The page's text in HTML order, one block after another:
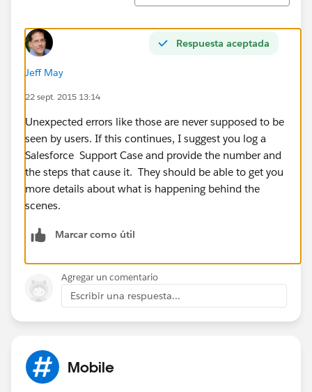
Respuesta aceptada
Jeff May
22 sept. 2015 13:14
Unexpected errors like those are never supposed to be
seen by users. If this continues, I suggest you log a
Salesforce Support Case and provide the number and
the steps that cause it. They should be able to get you
more details about what is happening behind the
scenes.
Marcar como útil
Agregar un comentario
Escribir una respuesta...
Mobile